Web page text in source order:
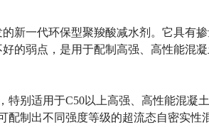
新一代环保型聚羧酸减水剂。它具有
的弱点，是用于配制高强、高性能混凝
特别适用于C50以上高强、高性能混凝土
配制出不同强度等级的超流态自密实性